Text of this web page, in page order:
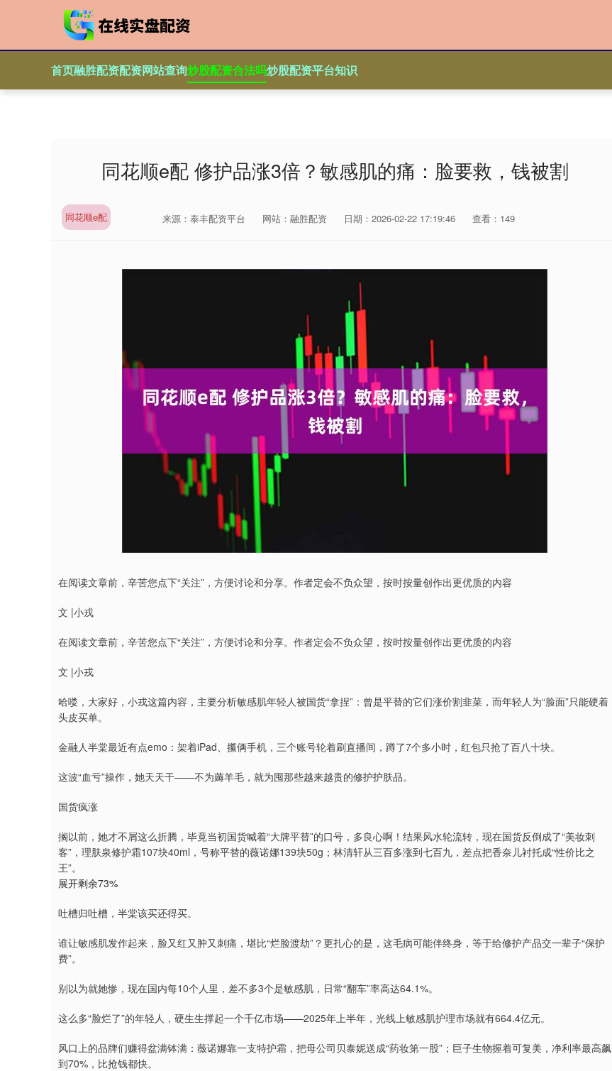
首页融胜配资配资网站查询炒股配资合法吗炒股配资平台知识
同花顺e配 修护品涨3倍？敏感肌的痛：脸要救，钱被割
同花顺e配 来源：泰丰配资平台 网站：融胜配资 日期：2026-02-22 17:19:46 查看：149
在阅读文章前，辛苦您点下“关注”，方便讨论和分享。作者定会不负众望，按时按量创作出更优质的内容
文 |小戎
在阅读文章前，辛苦您点下“关注”，方便讨论和分享。作者定会不负众望，按时按量创作出更优质的内容
文 |小戎
哈喽，大家好，小戎这篇内容，主要分析敏感肌年轻人被国货“拿捏”：曾是平替的它们涨价割韭菜，而年轻人为“脸面”只能硬着
头皮买单。
金融人半棠最近有点emo：架着iPad、攥俩手机，三个账号轮着刷直播间，蹲了7个多小时，红包只抢了百八十块。
这波“血亏”操作，她天天干——不为薅羊毛，就为囤那些越来越贵的修护护肤品。
国货疯涨
搁以前，她才不屑这么折腾，毕竟当初国货喊着“大牌平替”的口号，多良心啊！结果风水轮流转，现在国货反倒成了“美妆刺
客”，理肤泉修护霜107块40ml，号称平替的薇诺娜139块50g；林清轩从三百多涨到七百九，差点把香奈儿衬托成“性价比之
王”。
展开剩余73%
吐槽归吐槽，半棠该买还得买。
谁让敏感肌发作起来，脸又红又肿又刺痛，堪比“烂脸渡劫”？更扎心的是，这毛病可能伴终身，等于给修护产品交一辈子“保护
费”。
别以为就她惨，现在国内每10个人里，差不多3个是敏感肌，日常“翻车”率高达64.1%。
这么多“脸烂了”的年轻人，硬生生撑起一个千亿市场——2025年上半年，光线上敏感肌护理市场就有664.4亿元。
风口上的品牌们赚得盆满钵满：薇诺娜靠一支特护霜，把母公司贝泰妮送成“药妆第一股”；巨子生物握着可复美，净利率最高飙
到70%，比抢钱都快。
14110.12